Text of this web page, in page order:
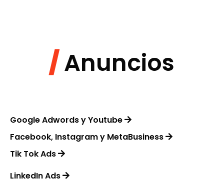
/Anuncios
Google Adwords y Youtube
Facebook, Instagram y MetaBusiness
Tik Tok Ads
LinkedIn Ads